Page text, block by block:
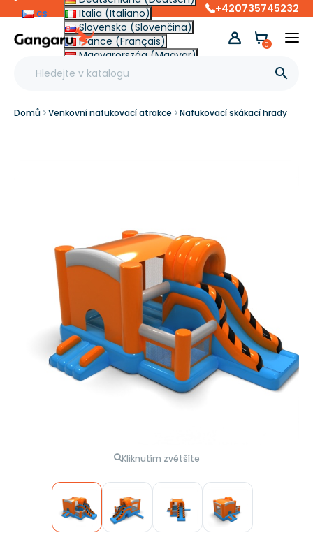
cs
Italia (Italiano)
Slovensko (Slovenčina)
France (Français)
Magyarország (Magyar)
Other (English €)
+420735745232

0
Domů Venkovní nafukovací atrakce Nafukovací skákací hrady
Kliknutím zvětšíte